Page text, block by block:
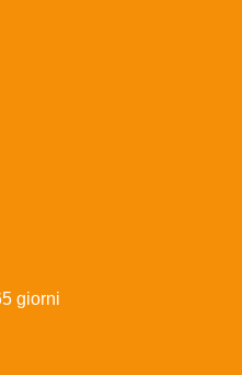
giorni